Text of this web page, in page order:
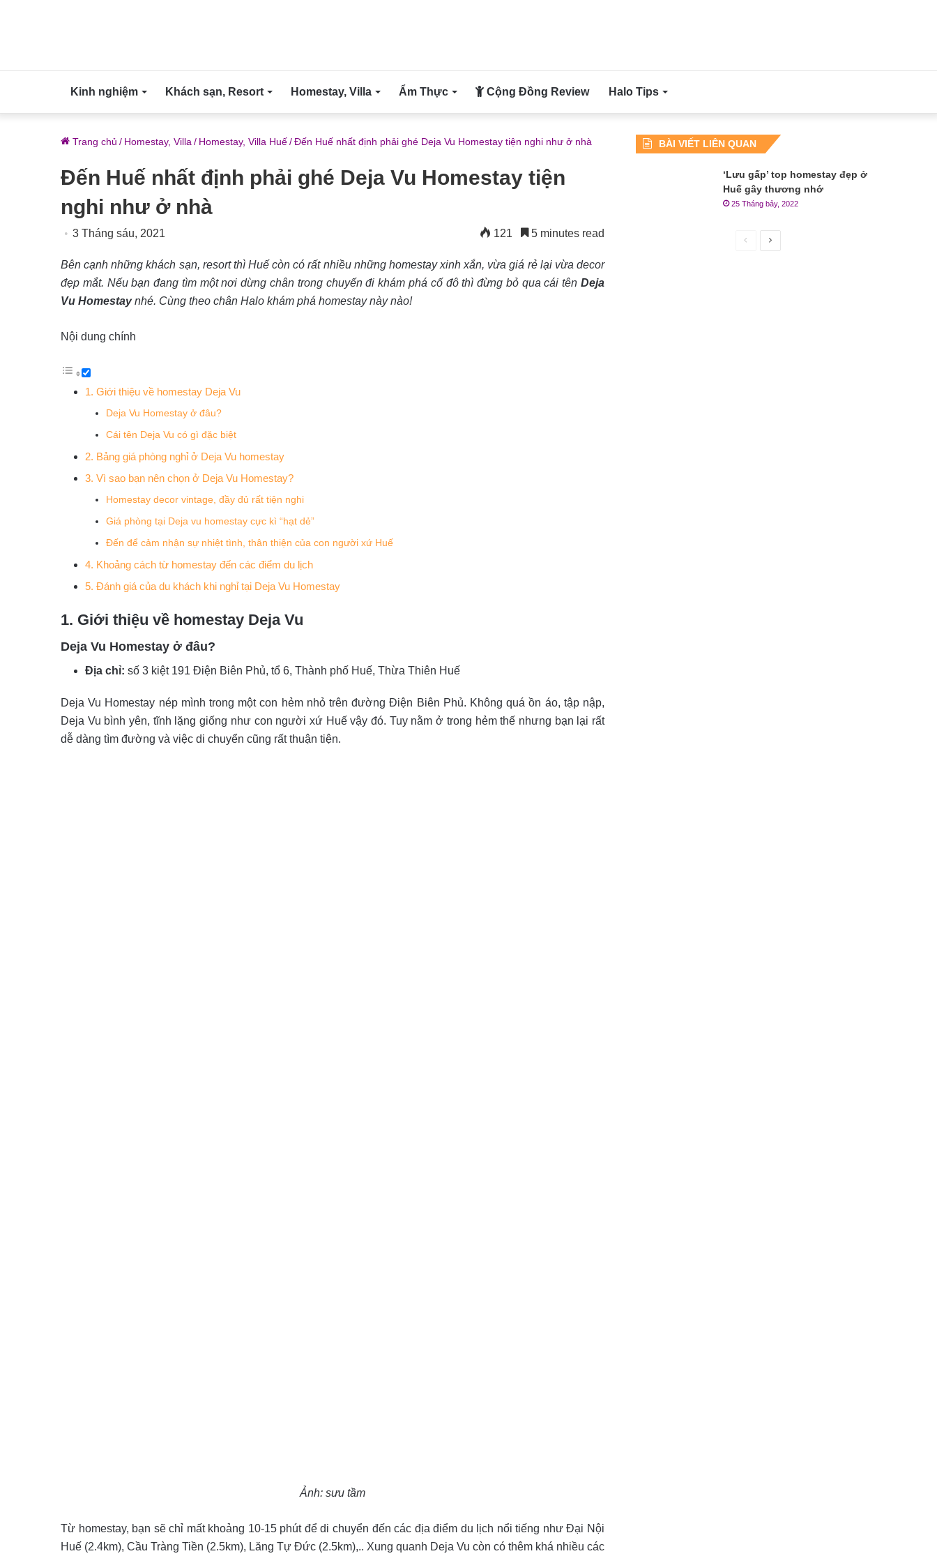
Kinh nghiệm Khách sạn, Resort Homestay, Villa Ẩm Thực Cộng Đồng Review Halo Tips
Trang chủ / Homestay, Villa / Homestay, Villa Huế/Đến Huế nhất định phải ghé Deja Vu Homestay tiện nghi như ở nhà
Đến Huế nhất định phải ghé Deja Vu Homestay tiện
nghi như ở nhà
3 Tháng sáu, 2021 121 5 minutes read
Bên cạnh những khách sạn, resort thì Huế còn có rất nhiều những homestay xinh xắn, vừa giá rẻ lại vừa decor
đẹp mắt. Nếu bạn đang tìm một nơi dừng chân trong chuyến đi khám phá cố đô thì đừng bỏ qua cái tên Deja
Vu Homestaynhé. Cùng theo chân Halo khám phá homestay này nào!
Nội dung chính
1. Giới thiệu về homestay Deja Vu
Deja Vu Homestay ở đâu?
Cái tên Deja Vu có gì đặc biệt
2. Bảng giá phòng nghỉ ở Deja Vu homestay
3. Vì sao bạn nên chọn ở Deja Vu Homestay?
Homestay decor vintage, đầy đủ rất tiện nghi
Giá phòng tại Deja vu homestay cực kì “hạt dẻ”
Đến để cảm nhận sự nhiệt tình, thân thiện của con người xứ Huế
4. Khoảng cách từ homestay đến các điểm du lịch
5. Đánh giá của du khách khi nghỉ tại Deja Vu Homestay
1. Giới thiệu về homestay Deja Vu
Deja Vu Homestay ở đâu?
Địa chỉ: số 3 kiệt 191 Điện Biên Phủ, tổ 6, Thành phố Huế, Thừa Thiên Huế
Deja Vu Homestay nép mình trong một con hẻm nhỏ trên đường Điện Biên Phủ. Không quá ồn áo, tập nập,
Deja Vu bình yên, tĩnh lặng giống như con người xứ Huế vậy đó. Tuy nằm ở trong hẻm thế nhưng bạn lại rất
dễ dàng tìm đường và việc di chuyển cũng rất thuận tiện.
Ảnh: sưu tầm
Từ homestay, bạn sẽ chỉ mất khoảng 10-15 phút để di chuyển đến các địa điểm du lịch nổi tiếng như Đại Nội
Huế (2.4km), Cầu Tràng Tiền (2.5km), Lăng Tự Đức (2.5km),.. Xung quanh Deja Vu còn có thêm khá nhiều các
BÀI VIẾT LIÊN QUAN
‘Lưu gấp’ top homestay đẹp ở
Huế gây thương nhớ
25 Tháng bảy, 2022
Trang